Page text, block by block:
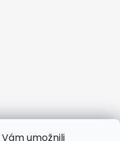
umožnili